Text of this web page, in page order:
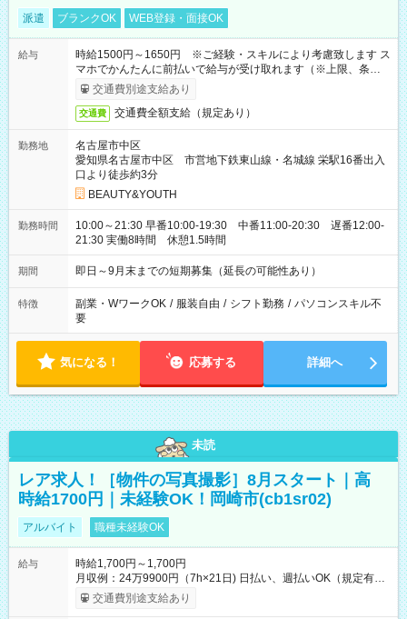
派遣 ブランクOK WEB登録・面接OK
給与
時給1500円～1650円 ※ご経験・スキルにより考慮致します ス
マホでかんたんに前払いで給与が受け取れます（※上限、条件
あり）交通費別途支給あり
交通費 交通費全額支給（規定あり）
勤務地
名古屋市中区
愛知県名古屋市中区 市営地下鉄東山線・名城線 栄駅16番出入
口より徒歩約3分
BEAUTY&YOUTH
勤務時間
10:00～21:30 早番10:00-19:30 中番11:00-20:30 遅番12:00-
21:30 実働8時間 休憩1.5時間
期間 即日～9月末までの短期募集（延長の可能性あり）
特徴 副業・WワークOK / 服装自由 / シフト勤務 / パソコンスキル不
要
気になる！ 応募する 詳細へ
未読
レア求人！［物件の写真撮影］8月スタート｜高
時給1700円｜未経験OK！岡崎市(cb1sr02)
アルバイト 職種未経験OK
給与
時給1,700円～1,700円
月収例：24万9900円（7h×21日) 日払い、週払いOK（規定有
り） 【試用期間】試用期間なし
交通費別途支給あり